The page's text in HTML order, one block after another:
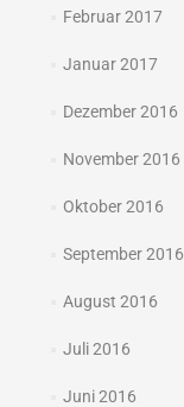
Februar 2017
Januar 2017
Dezember 2016
November 2016
Oktober 2016
September 2016
August 2016
Juli 2016
Juni 2016